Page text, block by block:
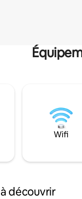
Wifi
découvrir